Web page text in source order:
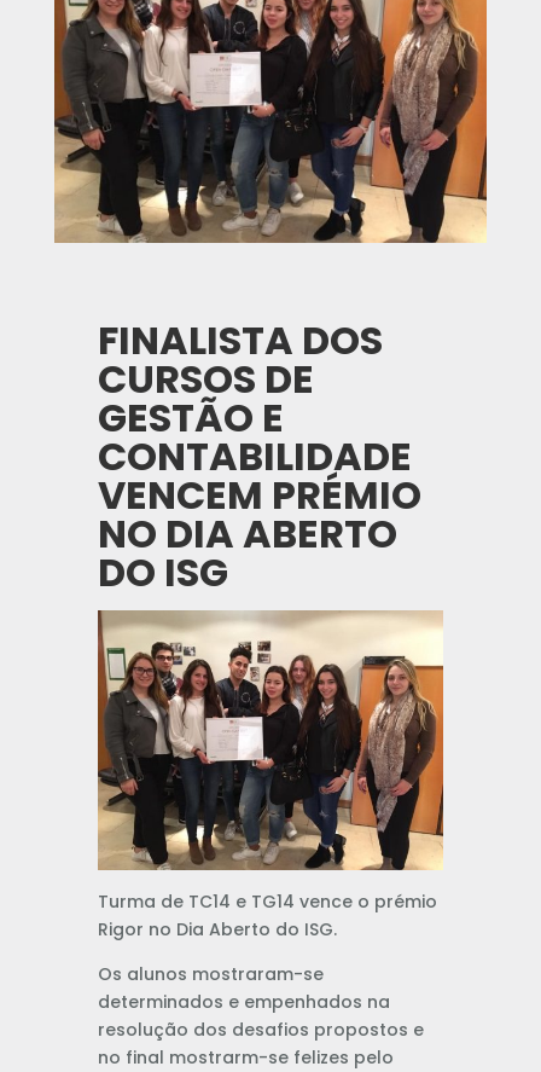
FINALISTA DOS
CURSOS DE
GESTÃO E
CONTABILIDADE
VENCEM PRÉMIO
NO DIA ABERTO
DO ISG
Turma de TC14 e TG14 vence o prémio
Rigor no Dia Aberto do ISG.
Os alunos mostraram-se
determinados e empenhados na
resolução dos desafios propostos e
no final mostrarm-se felizes pelo